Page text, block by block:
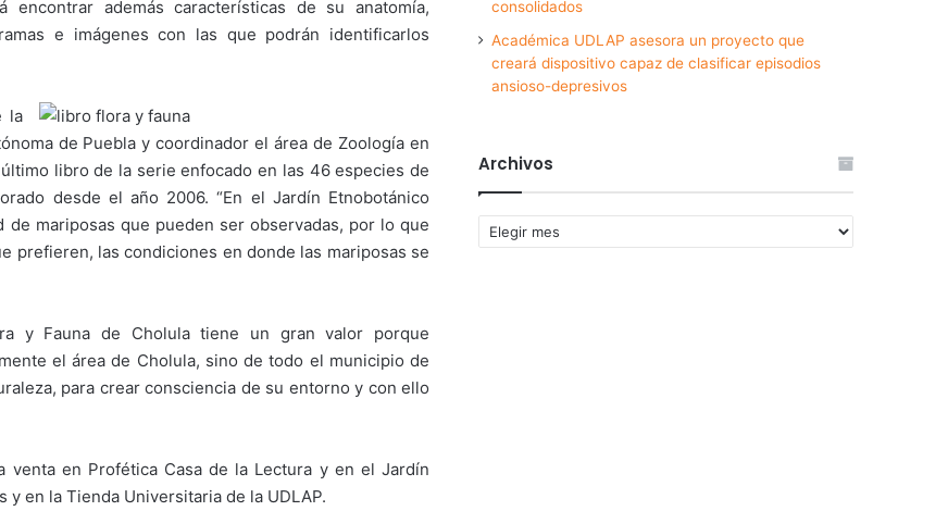
además características de su anatomía,
e imágenes con las que podrán identificarlos
la
de Puebla y coordinador el área de Zoología en
libro de la serie enfocado en las 46 especies de
desde el año 2006. “En el Jardín Etnobotánico
mariposas que pueden ser observadas, por lo que
prefieren, las condiciones en donde las mariposas se
y Fauna de Cholula tiene un gran valor porque
el área de Cholula, sino de todo el municipio de
para crear consciencia de su entorno y con ello
venta en Profética Casa de la Lectura y en el Jardín
en la Tienda Universitaria de la UDLAP.
consolidados
Académica UDLAP asesora un proyecto que
creará dispositivo capaz de clasificar episodios
ansioso-depresivos
Archivos
Archivos